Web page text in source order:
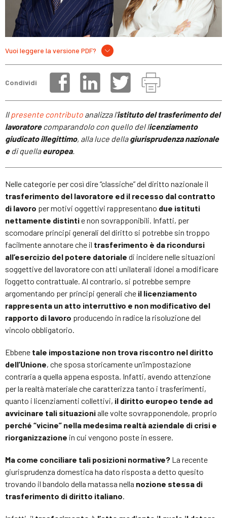
Vuoi leggere la versione PDF?
Condividi
Ilpresente contributo analizza l’istituto del trasferimento del
lavoratorecomparandolo con quello del licenziamento
giudicato illegittimo, alla luce dellagiurisprudenza nazionale
edi quellaeuropea.
Nelle categorie per così dire “classiche” del diritto nazionale il
trasferimento del lavoratore ed il recesso dal contratto
di lavoro per motivi oggettivi rappresentano due istituti
nettamente distintie non sovrapponibili. Infatti, per
scomodare principi generali del diritto si potrebbe sin troppo
facilmente annotare che il trasferimento è da ricondursi
all’esercizio del potere datoriale di incidere nelle situazioni
soggettive del lavoratore con atti unilaterali idonei a modificare
l’oggetto contrattuale. Al contrario, si potrebbe sempre
argomentando per principi generali che il licenziamento
rappresenta un atto interruttivo e non modificativo del
rapporto di lavoro producendo in radice la risoluzione del
vincolo obbligatorio.
Ebbene tale impostazione non trova riscontro nel diritto
dell’Unione, che sposa storicamente un’impostazione
contraria a quella appena esposta. Infatti, avendo attenzione
per la realtà materiale che caratterizza tanto i trasferimenti,
quanto i licenziamenti collettivi, il diritto europeo tende ad
avvicinare tali situazionialle volte sovrapponendole, proprio
perché “vicine” nella medesima realtà aziendale di crisi e
riorganizzazione in cui vengono poste in essere.
Ma come conciliare tali posizioni normative? La recente
giurisprudenza domestica ha dato risposta a detto quesito
trovando il bandolo della matassa nella nozione stessa di
trasferimento di diritto italiano.